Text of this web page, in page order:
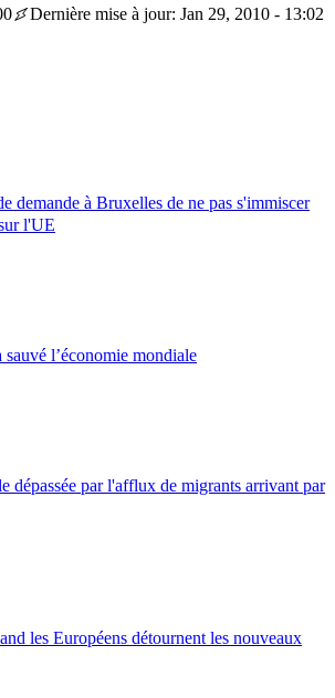
Dernière mise à jour: Jan 29, 2010 - 13:02
demande à Bruxelles de ne pas s'immiscer
l'UE
l’économie mondiale
dépassée par l'afflux de migrants arrivant par
les Européens détournent les nouveaux